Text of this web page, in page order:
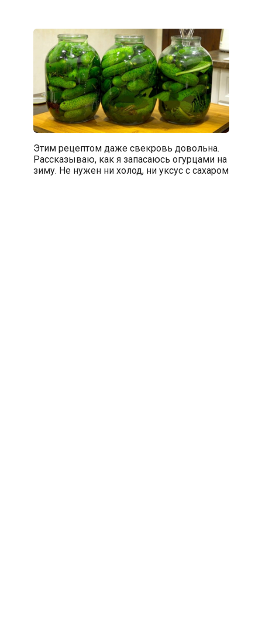
Этим рецептом даже свекровь довольна.
Рассказываю, как я запасаюсь огурцами на
зиму. Не нужен ни холод, ни уксус с сахаром